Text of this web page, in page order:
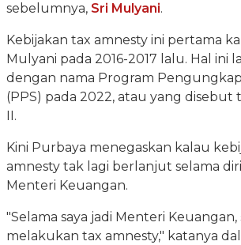
sebelumnya, Sri Mulyani.
Kebijakan tax amnesty ini pertama
Mulyani pada 2016-2017 lalu. Hal ini
dengan nama Program
(PPS) pada 2022, atau yang disebut
II.
Kini Purbaya menegaskan kalau
amnesty tak lagi berlanjut selama
Menteri Keuangan.
"Selama saya jadi Menteri Keuangan,
melakukan tax amnesty," katanya